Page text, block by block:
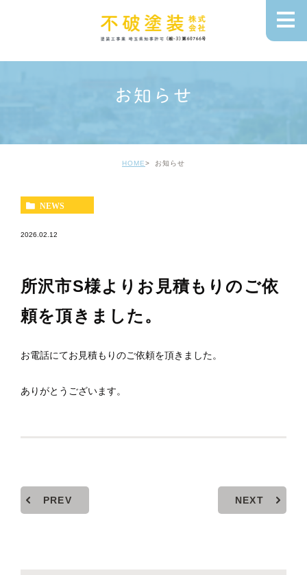
お知らせ
HOME お知らせ
NEWS
2026.02.12
所沢市S様よりお見積もりのご依
頼を頂きました。
お電話にてお見積もりのご依頼を頂きました。
ありがとうございます。
PREV NEXT